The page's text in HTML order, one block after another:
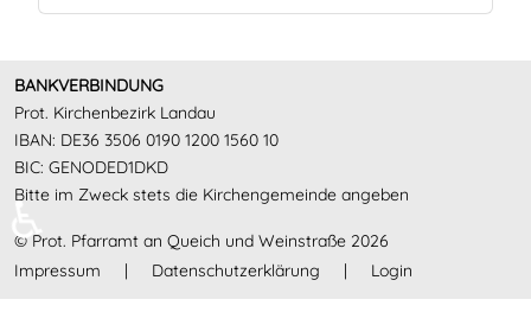
BANKVERBINDUNG
Prot. Kirchenbezirk Landau
IBAN: DE36 3506 0190 1200 1560 10
BIC: GENODED1DKD
Bitte im Zweck stets die Kirchengemeinde angeben
© Prot. Pfarramt an Queich und Weinstraße 2026
Impressum
| Datenschutzerklärung | Login